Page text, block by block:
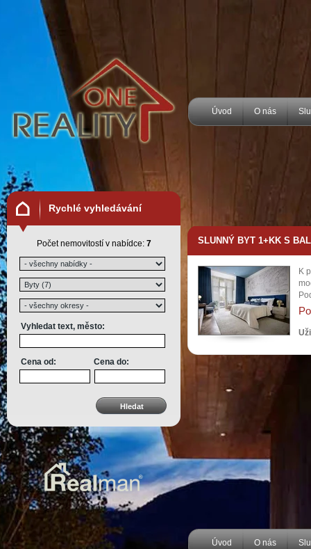
Úvod O nás
Rychlé vyhledávání
Počet nemovitostí v nabídce: 7
Vyhledat text, město:
Cena od: Cena do:
SLUNNÝ BYT 1+KK S
K
Úvod O nás